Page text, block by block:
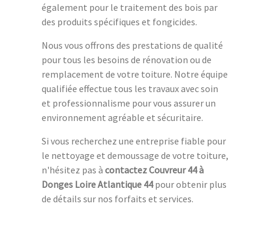
également pour le traitement des bois par
des produits spécifiques et fongicides.
Nous vous offrons des prestations de qualité
pour tous les besoins de rénovation ou de
remplacement de votre toiture. Notre équipe
qualifiée effectue tous les travaux avec soin
et professionnalisme pour vous assurer un
environnement agréable et sécuritaire.
Si vous recherchez une entreprise fiable pour
le nettoyage et demoussage de votre toiture,
n'hésitez pas à contactez Couvreur 44 à
Donges Loire Atlantique 44pour obtenir plus
de détails sur nos forfaits et services.